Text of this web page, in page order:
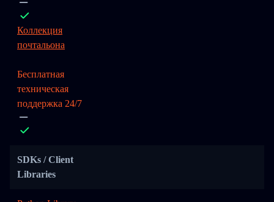
Коллекция
почтальона
Бесплатная
техническая
поддержка 24/7
SDKs / Client
Libraries